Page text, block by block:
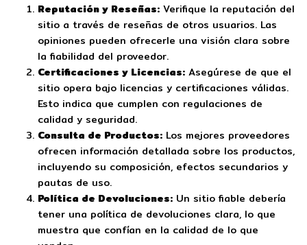
Reputación y Reseñas: Verifique la reputación del
sitio a través de reseñas de otros usuarios. Las
opiniones pueden ofrecerle una visión clara sobre
la fiabilidad del proveedor.
Certificaciones y Licencias: Asegúrese de que el
sitio opera bajo licencias y certificaciones válidas.
Esto indica que cumplen con regulaciones de
calidad y seguridad.
Consulta de Productos: Los mejores proveedores
ofrecen información detallada sobre los productos,
incluyendo su composición, efectos secundarios y
pautas de uso.
Política de Devoluciones: Un sitio fiable debería
tener una política de devoluciones clara, lo que
muestra que confían en la calidad de lo que